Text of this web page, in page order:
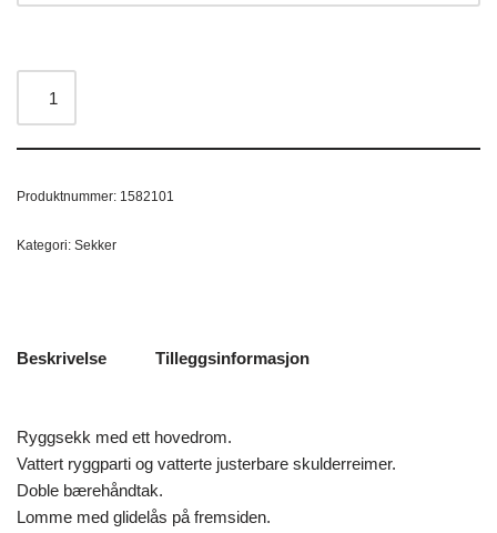
Produktnummer: 1582101
Kategori: Sekker
Beskrivelse Tilleggsinformasjon
Ryggsekk med ett hovedrom.
Vattert ryggparti og vatterte justerbare skulderreimer.
Doble bærehåndtak.
Lomme med glidelås på fremsiden.